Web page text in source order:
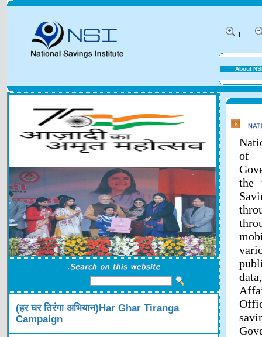
|
About
(हर घर तिरंगा अभियान)Har Ghar Tiranga
Campaign
of
the